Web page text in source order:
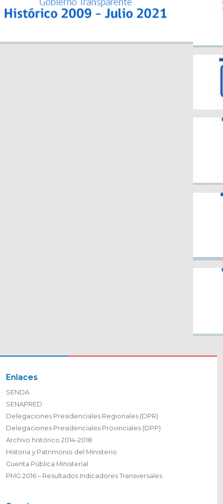
Enlaces
SENDA
SENAPRED
Delegaciones Presidenciales Regionales (DPR)
Delegaciones Presidenciales Provinciales (DPP)
Archivo histórico 2014-2018
Historia y Patrimonio del Ministerio
Cuenta Pública Ministerial
PMG 2016 – Resultados Indicadores Transversales